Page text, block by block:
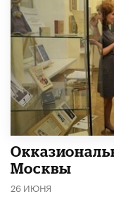
Москвы
26 ИЮНЯ